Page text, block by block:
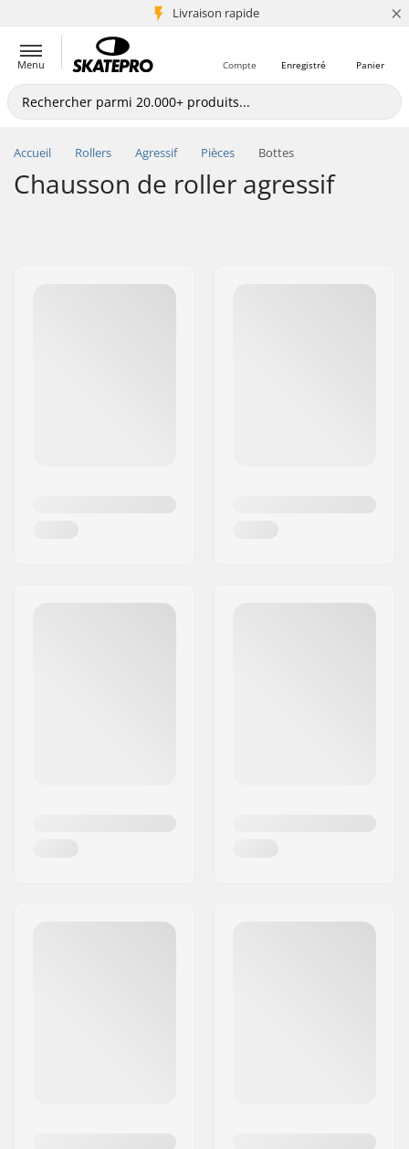
Livraison rapide
+5 mio de clients ×
Menu Panier
Enregistré
Compte
Accueil Rollers Agressif Pièces Bottes
Chausson de roller agressif